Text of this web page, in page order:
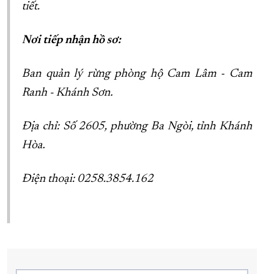
tiết.
Nơi tiếp nhận hồ sơ:
Ban quản lý rừng phòng hộ Cam Lâm - Cam
Ranh - Khánh Sơn.
Địa chỉ: Số 2605, phường Ba Ngòi, tỉnh Khánh
Hòa.
Điện thoại: 0258.3854.162